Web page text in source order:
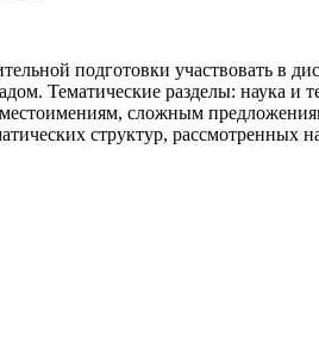
подготовки участвовать в
Тематические разделы: наука и
сложным
структур,